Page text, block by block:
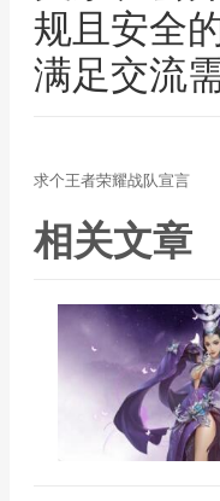
规且安全
满足交流
求个王者荣耀战队宣言
相关文章